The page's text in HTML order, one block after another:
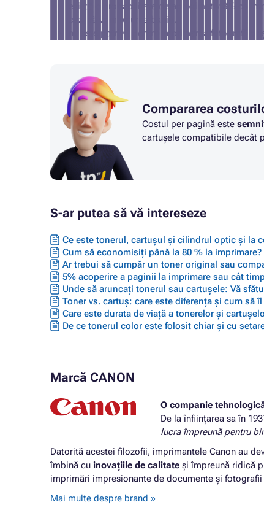
există o probabilitate de aproximativ 3% ca
caz, vă vom returna banii).
nu este potrivit pentru imprimarea
Compararea
Costul per pagină este
cartușele compatibile decât
S-ar putea să vă intereseze
Ce este tonerul, cartușul și cilindrul optic și la
Cum să economisiți până la 80 % la
Ar trebui să cumpăr un toner original sau
5% acoperire a paginii la imprimare sau cât
Unde să aruncați tonerul sau cartușele: Vă
Toner vs. cartuș: care este diferența și cum să
Care este durata de viață a tonerelor și
De ce tonerul color este folosit chiar și cu
Marcă CANON
O companie
De la înființarea sa în
lucra împreună pentru
Datorită acestei filozofii, imprimantele Canon au
îmbină cu inovațiile de calitate și împreună ridică
imprimări impresionante de documente și
Mai multe despre brand »